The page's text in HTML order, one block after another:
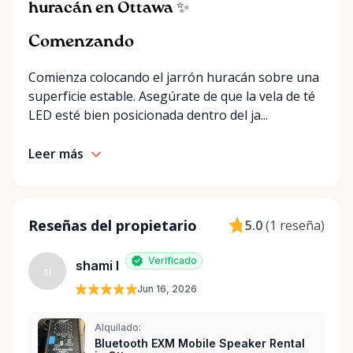
huracán en Ottawa ✨
Comenzando
Comienza colocando el jarrón huracán sobre una
superficie estable. Asegúrate de que la vela de té
LED esté bien posicionada dentro del ja...
Leer más
Reseñas del propietario 5.0(1 reseña)
sl shami l Verificado
Jun 16, 2026
Alquilado:
Bluetooth EXM Mobile Speaker Rental